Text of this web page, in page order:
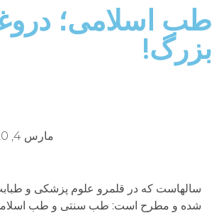
طب اسلامی؛
بزرگ!
مارس 4, 2020
سالهاست که در قلمرو علوم پزشکی و
شده و مطرح است: طب سنتی و طب